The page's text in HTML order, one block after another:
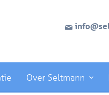
Over Seltmann